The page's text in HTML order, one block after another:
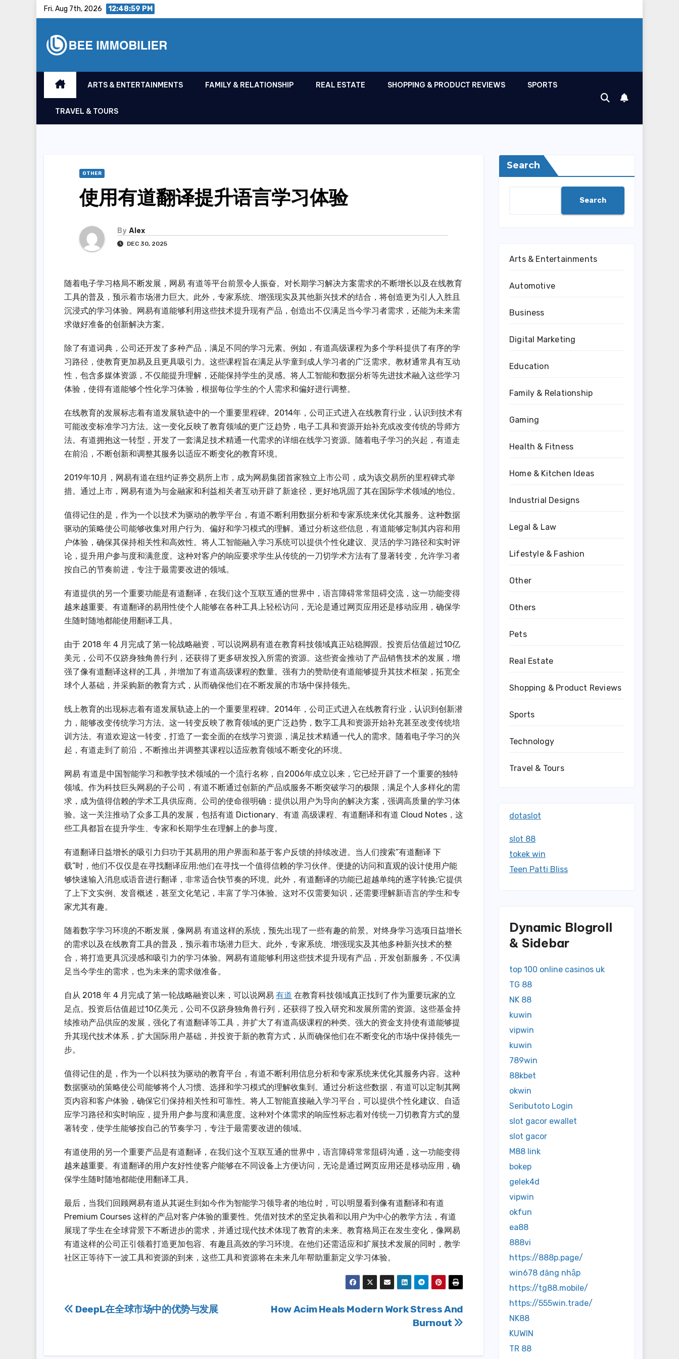
Fri. Aug 7th, 2026 12:49:00 PM
ARTS & ENTERTAINMENTS FAMILY & RELATIONSHIP REAL ESTATE SHOPPING & PRODUCT REVIEWS SPORTS
TRAVEL & TOURS
OTHER
使用有道翻译提升语言学习体验
By Alex
DEC 30, 2025
随着电子学习格局不断发展，网易 有道等平台前景令人振奋。对长期学习解决方案需求的不断增长以及在线教育
工具的普及，预示着市场潜力巨大。此外，专家系统、增强现实及其他新兴技术的结合，将创造更为引人入胜且
沉浸式的学习体验。网易有道能够利用这些技术提升现有产品，创造出不仅满足当今学习者需求，还能为未来需
求做好准备的创新解决方案。
除了有道词典，公司还开发了多种产品，满足不同的学习元素。例如，有道高级课程为多个学科提供了有序的学
习路径，使教育更加易及且更具吸引力。这些课程旨在满足从学童到成人学习者的广泛需求。教材通常具有互动
性，包含多媒体资源，不仅能提升理解，还能保持学生的灵感。将人工智能和数据分析等先进技术融入这些学习
体验，使得有道能够个性化学习体验，根据每位学生的个人需求和偏好进行调整。
在线教育的发展标志着有道发展轨迹中的一个重要里程碑。2014年，公司正式进入在线教育行业，认识到技术有
可能改变标准学习方法。这一变化反映了教育领域的更广泛趋势，电子工具和资源开始补充或改变传统的导师方
法。有道拥抱这一转型，开发了一套满足技术精通一代需求的详细在线学习资源。随着电子学习的兴起，有道走
在前沿，不断创新和调整其服务以适应不断变化的教育环境。
2019年10月，网易有道在纽约证券交易所上市，成为网易集团首家独立上市公司，成为该交易所的里程碑式举
措。通过上市，网易有道为与金融家和利益相关者互动开辟了新途径，更好地巩固了其在国际学术领域的地位。
值得记住的是，作为一个以技术为驱动的教学平台，有道不断利用数据分析和专家系统来优化其服务。这种数据
驱动的策略使公司能够收集对用户行为、偏好和学习模式的理解。通过分析这些信息，有道能够定制其内容和用
户体验，确保其保持相关性和高效性。将人工智能融入学习系统可以提供个性化建议、灵活的学习路径和实时评
论，提升用户参与度和满意度。这种对客户的响应要求学生从传统的一刀切学术方法有了显著转变，允许学习者
按自己的节奏前进，专注于最需要改进的领域。
有道提供的另一个重要功能是有道翻译，在我们这个互联互通的世界中，语言障碍常常阻碍交流，这一功能变得
越来越重要。有道翻译的易用性使个人能够在各种工具上轻松访问，无论是通过网页应用还是移动应用，确保学
生随时随地都能使用翻译工具。
由于 2018 年 4 月完成了第一轮战略融资，可以说网易有道在教育科技领域真正站稳脚跟。投资后估值超过10亿
美元，公司不仅跻身独角兽行列，还获得了更多研发投入所需的资源。这些资金推动了产品销售技术的发展，增
强了像有道翻译这样的工具，并增加了有道高级课程的数量。强有力的赞助使有道能够提升其技术框架，拓宽全
球个人基础，并采购新的教育方式，从而确保他们在不断发展的市场中保持领先。
线上教育的出现标志着有道发展轨迹上的一个重要里程碑。2014年，公司正式进入在线教育行业，认识到创新潜
力，能够改变传统学习方法。这一转变反映了教育领域的更广泛趋势，数字工具和资源开始补充甚至改变传统培
训方法。有道欢迎这一转变，打造了一套全面的在线学习资源，满足技术精通一代人的需求。随着电子学习的兴
起，有道走到了前沿，不断推出并调整其课程以适应教育领域不断变化的环境。
网易 有道是中国智能学习和教学技术领域的一个流行名称，自2006年成立以来，它已经开辟了一个重要的独特
领域。作为科技巨头网易的子公司，有道不断通过创新的产品或服务不断突破学习的极限，满足个人多样化的需
求，成为值得信赖的学术工具供应商。公司的使命很明确：提供以用户为导向的解决方案，强调高质量的学习体
验。这一关注推动了众多工具的发展，包括有道 Dictionary、有道 高级课程、有道翻译和有道 Cloud Notes，这
些工具都旨在提升学生、专家和长期学生在理解上的参与度。
有道翻译日益增长的吸引力归功于其易用的用户界面和基于客户反馈的持续改进。当人们搜索“有道翻译 下
载”时，他们不仅仅是在寻找翻译应用;他们在寻找一个值得信赖的学习伙伴。便捷的访问和直观的设计使用户能
够快速输入消息或语音进行翻译，非常适合快节奏的环境。此外，有道翻译的功能已超越单纯的逐字转换;它提供
了上下文实例、发音概述，甚至文化笔记，丰富了学习体验。这对不仅需要知识，还需要理解新语言的学生和专
家尤其有趣。
随着数字学习环境的不断发展，像网易 有道这样的系统，预先出现了一些有趣的前景。对终身学习选项日益增长
的需求以及在线教育工具的普及，预示着市场潜力巨大。此外，专家系统、增强现实及其他多种新兴技术的整
合，将打造更具沉浸感和吸引力的学习体验。网易有道能够利用这些技术提升现有产品，开发创新服务，不仅满
足当今学生的需求，也为未来的需求做准备。
自从 2018 年 4 月完成了第一轮战略融资以来，可以说网易 有道 在教育科技领域真正找到了作为重要玩家的立
足点。投资后估值超过10亿美元，公司不仅跻身独角兽行列，还获得了投入研究和发展所需的资源。这些基金持
续推动产品供应的发展，强化了有道翻译等工具，并扩大了有道高级课程的种类。强大的资金支持使有道能够提
升其现代技术体系，扩大国际用户基础，并投资于新的教育方式，从而确保他们在不断变化的市场中保持领先一
步。
值得记住的是，作为一个以科技为驱动的教育平台，有道不断利用信息分析和专家系统来优化其服务内容。这种
数据驱动的策略使公司能够将个人习惯、选择和学习模式的理解收集到。通过分析这些数据，有道可以定制其网
页内容和客户体验，确保它们保持相关性和可靠性。将人工智能直接融入学习平台，可以提供个性化建议、自适
应学习路径和实时响应，提升用户参与度和满意度。这种对个体需求的响应性标志着对传统一刀切教育方式的显
著转变，使学生能够按自己的节奏学习，专注于最需要改进的领域。
有道使用的另一个重要产品是有道翻译，在我们这个互联互通的世界中，语言障碍常常阻碍沟通，这一功能变得
越来越重要。有道翻译的用户友好性使客户能够在不同设备上方便访问，无论是通过网页应用还是移动应用，确
保学生随时随地都能使用翻译工具。
最后，当我们回顾网易有道从其诞生到如今作为智能学习领导者的地位时，可以明显看到像有道翻译和有道
Premium Courses 这样的产品对客户体验的重要性。凭借对技术的坚定执着和以用户为中心的教学方法，有道
展现了学生在全球背景下不断进步的需求，并通过现代技术体现了教育的未来。教育格局正在发生变化，像网易
有道这样的公司正引领着打造更加包容、有趣且高效的学习环境。在他们还需适应和扩展技术发展的同时，教学
社区正等待下一波工具和资源的到来，这些工具和资源将在未来几年帮助重新定义学习体验。
Post
How Acim Heals Modern Work Stress And
Burnout
DeepL在全球市场中的优势与发展
Search
Search
Arts & Entertainments
Automotive
Business
Digital Marketing
Education
Family & Relationship
Gaming
Health & Fitness
Home & Kitchen Ideas
Industrial Designs
Legal & Law
Lifestyle & Fashion
Other
Others
Pets
Real Estate
Shopping & Product Reviews
Sports
Technology
Travel & Tours
dotaslot
slot 88
tokek win
Teen Patti Bliss
Dynamic Blogroll
& Sidebar
top 100 online casinos uk
TG 88
NK 88
kuwin
vipwin
kuwin
789win
88kbet
okwin
Seributoto Login
slot gacor ewallet
slot gacor
M88 link
bokep
gelek4d
vipwin
okfun
ea88
888vi
https://888p.page/
win678 đăng nhập
https://tg88.mobile/
https://555win.trade/
NK88
KUWIN
TR 88